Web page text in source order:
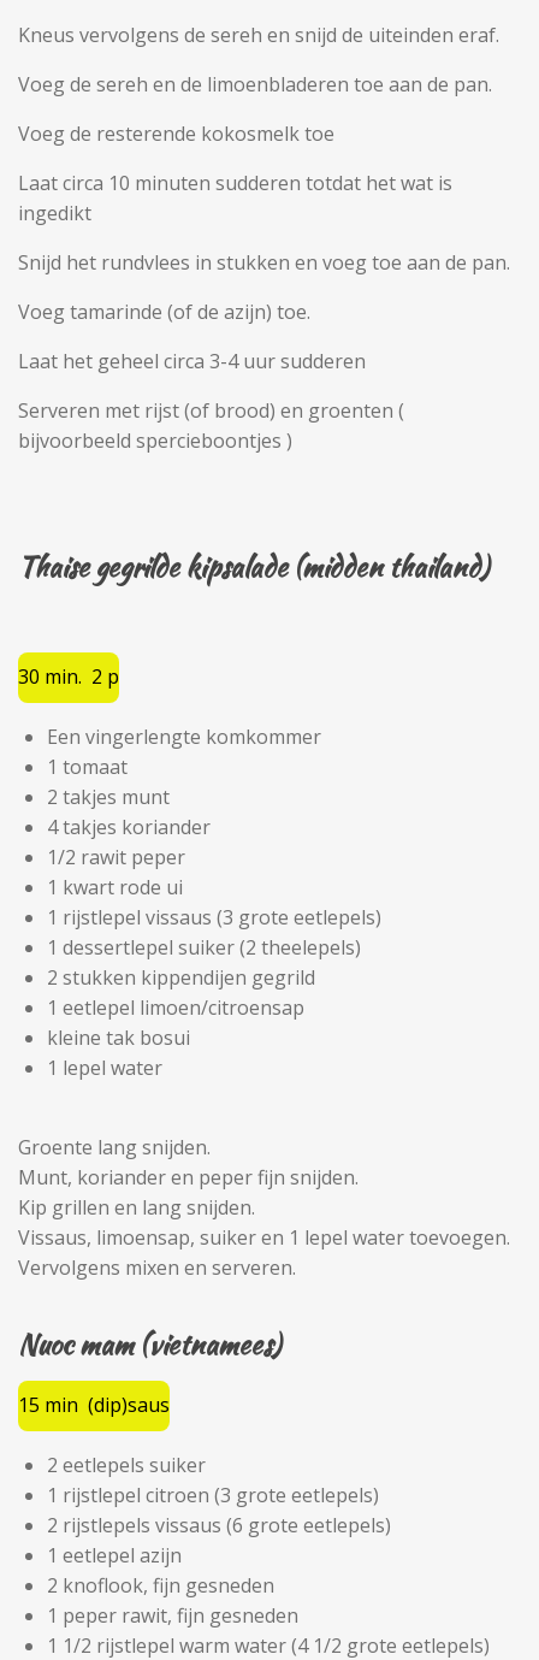
Kneus vervolgens de sereh en snijd de uiteinden eraf.
Voeg de sereh en de limoenbladeren toe aan de pan.
Voeg de resterende kokosmelk toe
Laat circa 10 minuten sudderen totdat het wat is
ingedikt
Snijd het rundvlees in stukken en voeg toe aan de pan.
Voeg tamarinde (of de azijn) toe.
Laat het geheel circa 3-4 uur sudderen
Serveren met rijst (of brood) en groenten (
bijvoorbeeld spercieboontjes )
Thaise gegrilde kipsalade (midden thailand)
30 min. 2 p
Een vingerlengte komkommer
1 tomaat
2 takjes munt
4 takjes koriander
1/2 rawit peper
1 kwart rode ui
1 rijstlepel vissaus (3 grote eetlepels)
1 dessertlepel suiker (2 theelepels)
2 stukken kippendijen gegrild
1 eetlepel limoen/citroensap
kleine tak bosui
1 lepel water
Groente lang snijden.
Munt, koriander en peper fijn snijden.
Kip grillen en lang snijden.
Vissaus, limoensap, suiker en 1 lepel water toevoegen.
Vervolgens mixen en serveren.
Nuoc mam (vietnamees)
15 min (dip)saus
2 eetlepels suiker
1 rijstlepel citroen (3 grote eetlepels)
2 rijstlepels vissaus (6 grote eetlepels)
1 eetlepel azijn
2 knoflook, fijn gesneden
1 peper rawit, fijn gesneden
1 1/2 rijstlepel warm water (4 1/2 grote eetlepels)